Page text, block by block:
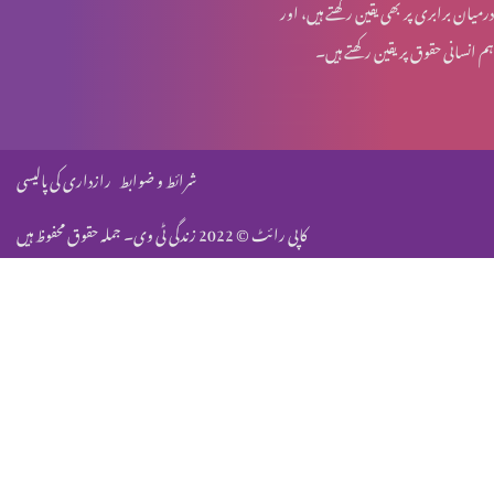
جنابِ مسیح، کشمیر میں
درمیان برابری پر بھی یقین رکھتے ہیں، اور
ہم انسانی حقوق پر یقین رکھتے ہیں۔
کاپی رائٹ © 2022 زندگی ٹی وی۔ جملہ حقوق محفوظ ہیں
شرائط و ضوابط رازداری کی پالیسی